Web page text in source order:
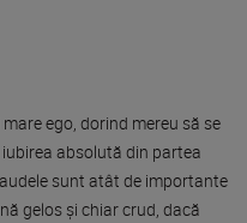
ego, dorind mereu să se
absolută din partea
sunt atât de importante
gelos și chiar crud, dacă